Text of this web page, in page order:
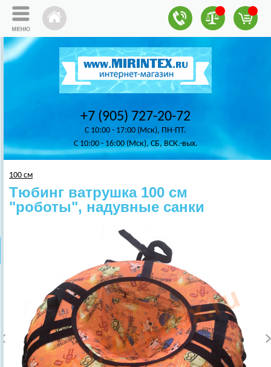
+7 (905) 727-20-72
C 10:00 - 17:00 (Мск), ПН-ПТ.
C 10:00 - 16:00 (Мск), СБ, ВСК.-вых.
100 см
Тюбинг ватрушка 100 см
"роботы", надувные санки